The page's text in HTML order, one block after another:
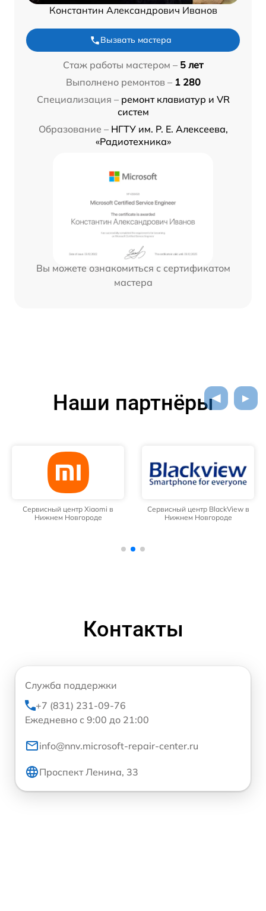
Константин Александрович Иванов
Вызвать мастера
Стаж работы мастером – 5 лет
Выполнено ремонтов – 1 280
Специализация – ремонт клавиатур и VR
систем
Образование – НГТУ им. Р. Е. Алексеева,
«Радиотехника»
Вы можете ознакомиться с сертификатом
мастера
Наши партнёры
Сервисный центр Xiaomi в
Нижнем Новгороде
Сервисный центр BlackView в
Нижнем Новгороде
Контакты
Служба поддержки
+7 (831) 231-09-76
Ежедневно с 9:00 до 21:00
info@nnv.microsoft-repair-center.ru
Проспект Ленина, 33